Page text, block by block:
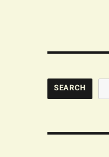
SEARCH